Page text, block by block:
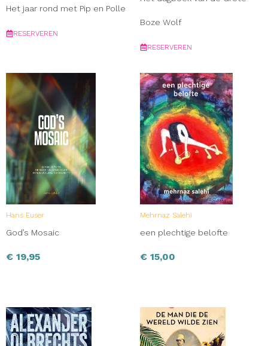
Het jaar rond met Pip en Polle
RESERVEREN
Boze Wolf
RESERVEREN
Hans Euser
God’s Mosaic
€ 19,95
Mehrnaz Salehi
een plechtige belofte
€ 15,00